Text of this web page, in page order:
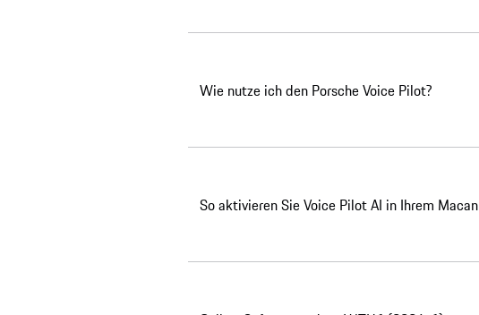
Wie nutze ich den Porsche Voice Pilot?
So aktivieren Sie Voice Pilot AI in Ihrem Macan